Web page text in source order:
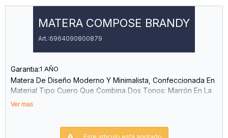
MATERA COMPOSE BRANDY
6964090800879
Garantia:1 AÑO
Matera De Diseño Moderno Y Minimalista, Confeccionada En
Material Tipo Cuero Que Combina Dos Tonos: Marrón En La
Parte Inferior Y Beige En La Parte Superior, Creando Un
Ver mas